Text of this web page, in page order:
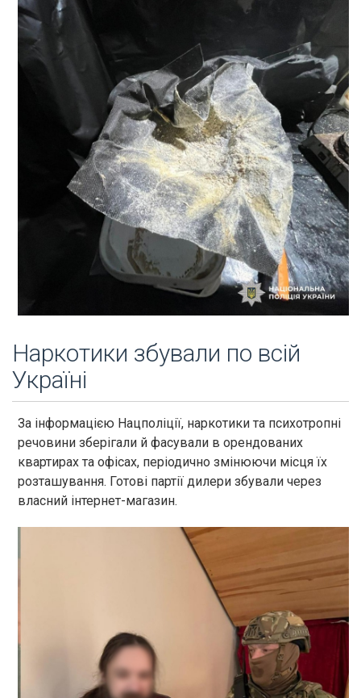
Наркотики збували по всій
Україні
За інформацією Нацполіції, наркотики та психотропні
речовини зберігали й фасували в орендованих
квартирах та офісах, періодично змінюючи місця їх
розташування. Готові партії дилери збували через
власний інтернет-магазин.